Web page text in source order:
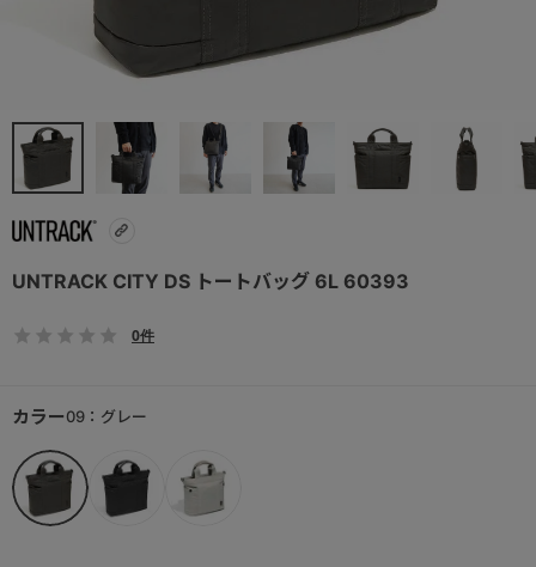
UNTRACK CITY DS トートバッグ 6L 60393
0件
カラー09：グレー